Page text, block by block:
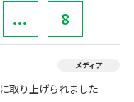
... 8
メディア
取り上げられました